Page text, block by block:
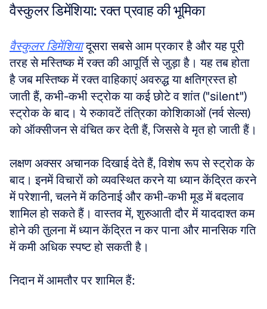
वैस्कुलर डिमेंशिया: रक्त प्रवाह की भूमिका
वैस्कुलर डिमेंशिया दूसरा सबसे आम प्रकार है और यह पूरी
तरह से मस्तिष्क में रक्त की आपूर्ति से जुड़ा है। यह तब होता
है जब मस्तिष्क में रक्त वाहिकाएं अवरुद्ध या क्षतिग्रस्त हो
जाती हैं, कभी-कभी स्ट्रोक या कई छोटे व शांत ("silent")
स्ट्रोक के बाद। ये रुकावटें तंत्रिका कोशिकाओं (नर्व सेल्स)
को ऑक्सीजन से वंचित कर देती हैं, जिससे वे मृत हो जाती हैं।
लक्षण अक्सर अचानक दिखाई देते हैं, विशेष रूप से स्ट्रोक के
बाद। इनमें विचारों को व्यवस्थित करने या ध्यान केंद्रित करने
में परेशानी, चलने में कठिनाई और कभी-कभी मूड में बदलाव
शामिल हो सकते हैं। वास्तव में, शुरुआती दौर में याददाश्त कम
होने की तुलना में ध्यान केंद्रित न कर पाना और मानसिक गति
में कमी अधिक स्पष्ट हो सकती है।
निदान में आमतौर पर शामिल हैं: